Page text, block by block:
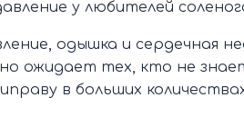
у любителей
одышка и сердечная
ожидает тех, кто не
в больших